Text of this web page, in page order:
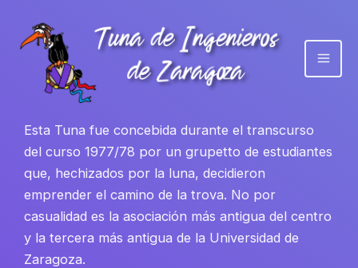
contenido
Esta Tuna fue concebida durante el transcurso
del curso 1977/78 por un grupetto de estudiantes
que, hechizados por la luna, decidieron
emprender el camino de la trova. No por
casualidad es la asociación más antigua del centro
y la tercera más antigua de la Universidad de
Zaragoza.